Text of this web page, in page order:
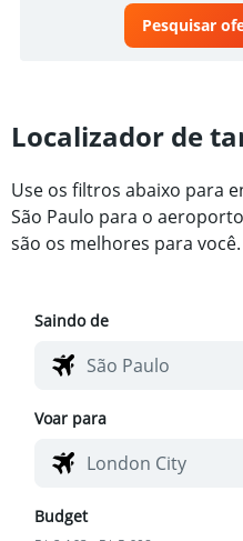
Pesquisar
Localizador de
Use os filtros abaixo para
São Paulo para o
são os melhores para você.
Saindo de
Voar para
Budget